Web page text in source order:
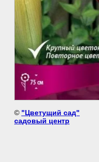
© "Цветущий сад"
садовый центр